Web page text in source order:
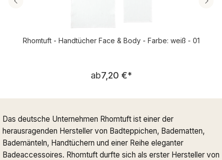
Rhomtuft - Handtücher Face & Body - Farbe: weiß - 01
Regulärer Preis:
ab7,20 €*
Das deutsche Unternehmen Rhomtuft ist einer der
herausragenden Hersteller von Badteppichen, Badematten,
Bademänteln, Handtüchern und einer Reihe eleganter
Badeaccessoires. Rhomtuft durfte sich als erster Hersteller von